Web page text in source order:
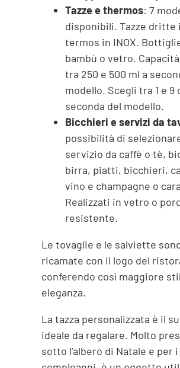
Tazze e thermos: 7
disponibili. Tazze dritte
termos in INOX.
bambù o vetro.
tra 250 e 500 ml a
modello. Scegli tra 1 e 9
seconda del modello.
Bicchieri e servizi da
possibilità di
servizio da caffè o tè,
birra, piatti, bicchieri,
vino e champagne o
Realizzati in vetro o
resistente.
Le tovaglie e le salviette
ricamate con il logo del
conferendo così maggiore
eleganza.
La tazza personalizzata è il
ideale da regalare. Molto
sotto l’albero di Natale e per i